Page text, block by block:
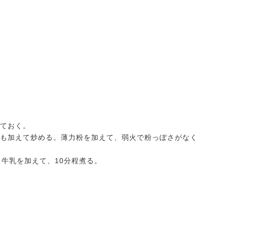
おく。
えて炒める。薄力粉を加えて、弱火で粉っぽさがなく
乳を加えて、10分程煮る。